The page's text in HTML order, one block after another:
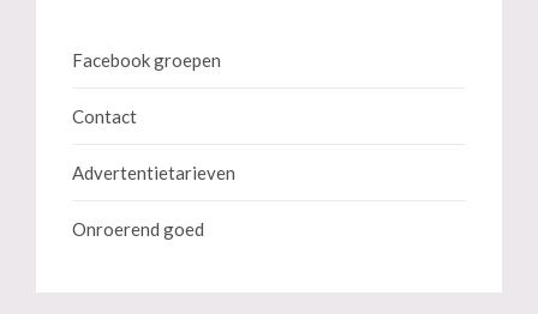
Facebook groepen
Contact
Advertentietarieven
Onroerend goed